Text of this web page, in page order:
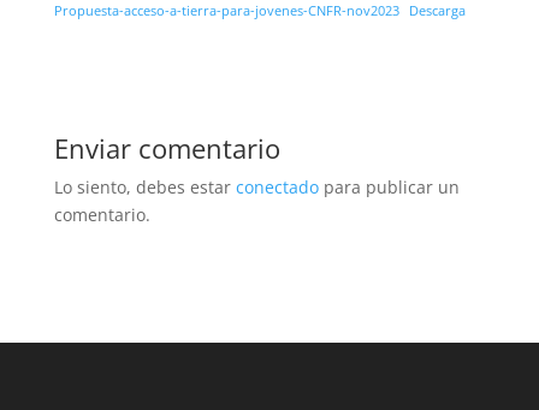
Propuesta-acceso-a-tierra-para-jovenes-CNFR-nov2023 Descarga
Enviar comentario
Lo siento, debes estar conectadopara publicar un
comentario.